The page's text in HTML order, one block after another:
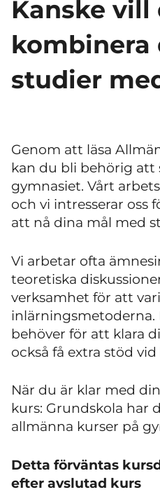
Kanske vill
kombinera
studier
Genom att läsa
kan du bli behörig att
gymnasiet. Vårt
och vi intresserar oss
att nå dina mål med
Vi arbetar ofta
teoretiska
verksamhet för att
inlärningsmetoderna.
behöver för att klara
också få extra stöd vid
När du är klar med
kurs: Grundskola har
allmänna kurser på
Detta förväntas
efter avslutad kurs